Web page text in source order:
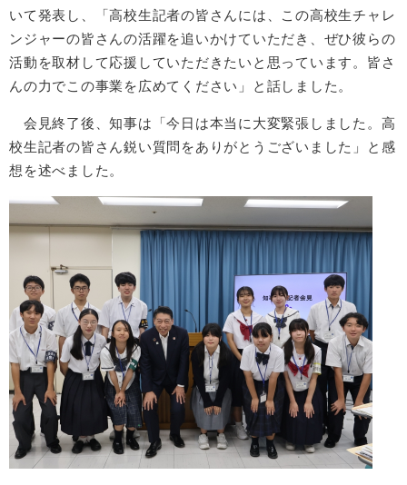
いて発表し、「高校生記者の皆さんには、この高校生チャレ
ンジャーの皆さんの活躍を追いかけていただき、ぜひ彼らの
活動を取材して応援していただきたいと思っています。皆さ
んの力でこの事業を広めてください」と話しました。
会見終了後、知事は「今日は本当に大変緊張しました。高
校生記者の皆さん鋭い質問をありがとうございました」と感
想を述べました。